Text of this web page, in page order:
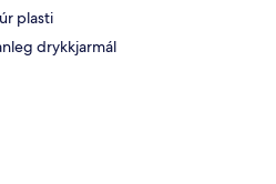
plasti
drykkjarmál